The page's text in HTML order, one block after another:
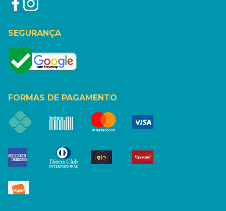
SEGURANÇA
FORMAS DE PAGAMENTO